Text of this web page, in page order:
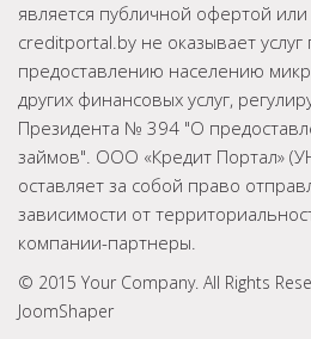
является публичной офертой
creditportal.by не оказывает
предоставлению населению
других финансовых услуг,
Президента № 394 "О
займов". ООО «Кредит Портал»
оставляет за собой право
зависимости от
компании-партнеры.
© 2015 Your Company. All Rights
JoomShaper